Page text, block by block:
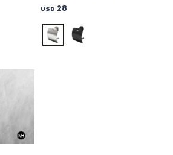
USD 28